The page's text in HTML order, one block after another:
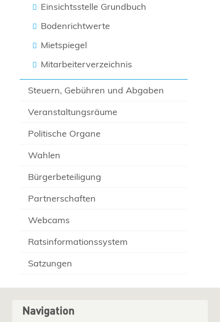
Einsichtsstelle Grundbuch
Bodenrichtwerte
Mietspiegel
Mitarbeiterverzeichnis
Steuern, Gebühren und Abgaben
Veranstaltungsräume
Politische Organe
Wahlen
Bürgerbeteiligung
Partnerschaften
Webcams
Ratsinformationssystem
Satzungen
Navigation